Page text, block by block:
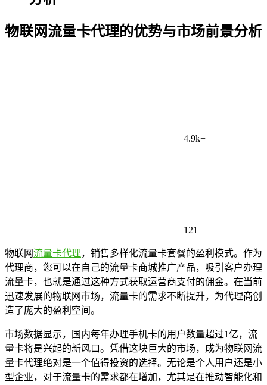
物联网流量卡代理的优势与市场前景分析
4.9k+
121
物联网流量卡代理，销售多样化流量卡套餐的盈利模式。作为
代理商，您可以在自己的流量卡商城推广产品，吸引客户办理
流量卡，也就是通过这种方式获取运营商支付的佣金。在当前
迅速发展的物联网市场，流量卡的需求不断提升，为代理商创
造了庞大的盈利空间。
市场数据显示，国内每年办理手机卡的用户数量超过1亿，流
量卡将是兴起的新风口。凭借这块巨大的市场，成为物联网流
量卡代理绝对是一个值得投资的选择。无论是个人用户还是小
型企业，对于流量卡的需求都在增加，尤其是在推动智能化和